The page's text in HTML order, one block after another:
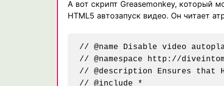
А вот скрипт Greasemonkey, который
HTML5 автозапуск видео. Он читает
// @name Disable video
// @namespace http://
// @description Ensures that
// @include *